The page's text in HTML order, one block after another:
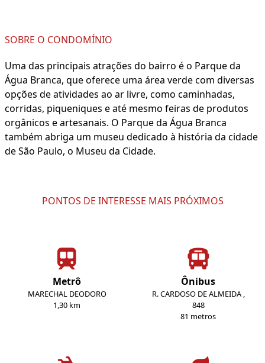
SOBRE O CONDOMÍNIO
Uma das principais atrações do bairro é o Parque da
Água Branca, que oferece uma área verde com diversas
opções de atividades ao ar livre, como caminhadas,
corridas, piqueniques e até mesmo feiras de produtos
orgânicos e artesanais. O Parque da Água Branca
também abriga um museu dedicado à história da cidade
de São Paulo, o Museu da Cidade.
PONTOS DE INTERESSE MAIS PRÓXIMOS
Metrô
MARECHAL DEODORO
1,30 km
Ônibus
R. CARDOSO DE ALMEIDA ,
848
81 metros